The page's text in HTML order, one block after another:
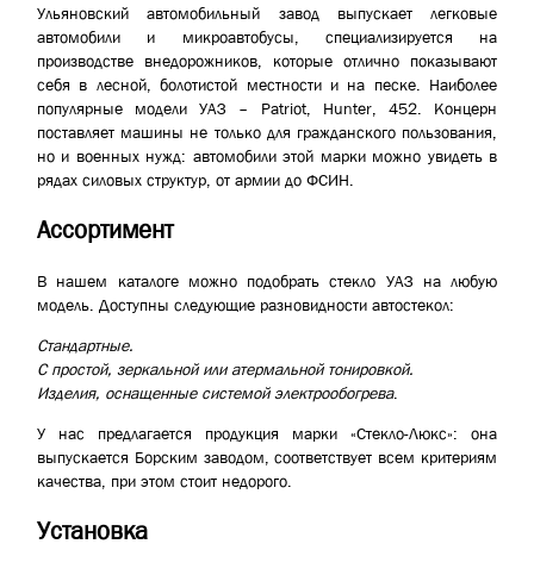
Ульяновский автомобильный завод выпускает легковые
автомобили и микроавтобусы, специализируется на
производстве внедорожников, которые отлично показывают
себя в лесной, болотистой местности и на песке. Наиболее
популярные модели УАЗ – Patriot, Hunter, 452. Концерн
поставляет машины не только для гражданского пользования,
но и военных нужд: автомобили этой марки можно увидеть в
рядах силовых структур, от армии до ФСИН.
Ассортимент
В нашем каталоге можно подобрать стекло УАЗ на любую
модель. Доступны следующие разновидности автостекол:
Стандартные.
С простой, зеркальной или атермальной тонировкой.
Изделия, оснащенные системой электрообогрева.
У нас предлагается продукция марки «Стекло-Люкс»: она
выпускается Борским заводом, соответствует всем критериям
качества, при этом стоит недорого.
Установка